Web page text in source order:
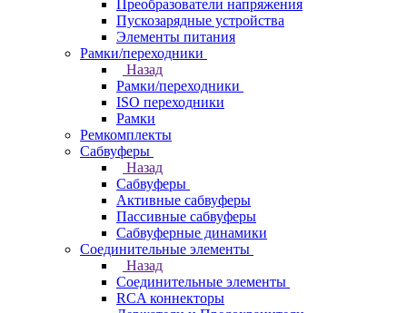
Преобразователи напряжения
Пускозарядные устройства
Элементы питания
Рамки/переходники
Назад
Рамки/переходники
ISO переходники
Рамки
Ремкомплекты
Сабвуферы
Назад
Сабвуферы
Активные сабвуферы
Пассивные сабвуферы
Сабвуферные динамики
Соединительные элементы
Назад
Соединительные элементы
RCA коннекторы